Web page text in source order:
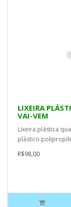
LIXEIRA
VAI-VEM
Lixeira plástica
plástico
R$98,00